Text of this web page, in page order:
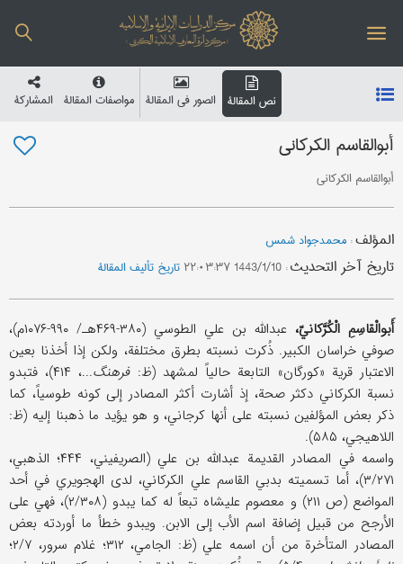
نص المقالة الصور في المقالة مواصفات المقالة المشارکة
أبوالقاسم الکرکاني
أبوالقاسم الکرکاني
المؤلف: محمدجواد شمس
تاریخ آخر التحدیث: 1443/1/10 ۲۲:۰۳:۳۷ تاریخ تألیف المقالة
أَبوالْقاسِمِ الْکُرَّکانيّ،
عبدالله بن علي الطوسي (۳۸۰-۴۶۹هـ/ ۹۹۰-۱۰۷۶م)،
صوفي خراسان الکبیر. ذُکرت نسبته بطرق مختلفة، ولکن إذا أخذنا بعین
الاعتبار قریة «کورگان» التابعة حالیاً لمشهد (ظ:فرهنگ
...، ۴۱۴)، فتبدو
نسبة الکرکاني دکثر صحة، إذ أشارت أکثر المصادر إلی کونه طوسیاً، کما
ذکر بعض المؤلفین نسبته علی أنها کرجاني، و هو یؤید ما ذهبنا إلیه (ظ:
اللاهیجي، ۵۸۵).
واسمه في المصادر القدیمة عبدالله بن علي (الصریفیني، ۴۴۴؛ الذهبي،
۳/۲۷۱)، أما تسمیته بدبي القاسم علي الکرکاني، لدی الهجویري في أحد
المواضع (ص ۲۱۱) و معصوم علیشاه تبعاً له کما یبدو (۲/۳۰۸)، فهي علی
الأرجح من قبیل إضافة اسم الأب إلی الابن. ویبدو خطأ ما أوردته بعض
المصادر المتأخرة من أن اسمه علي (ظ: الجامي، ۳۱۲؛ غلام سرور، ۲/۷؛